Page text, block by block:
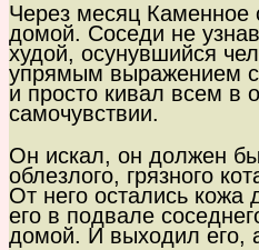
Через месяц Каменное
домой. Соседи не
худой, осунувшийся
упрямым выражением
и просто кивал всем в
самочувствии.
Он искал, он должен
облезлого, грязного
От него остались
его в подвале
домой. И выходил его,